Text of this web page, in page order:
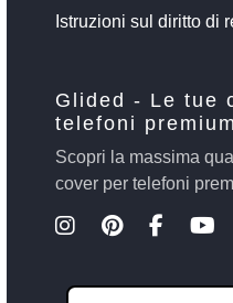
Istruzioni sul diritto di
Glided - Le tue
telefoni premium
Scopri la massima
cover per telefoni